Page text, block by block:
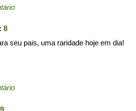
8
seu pais, uma raridade hoje em dia!
9